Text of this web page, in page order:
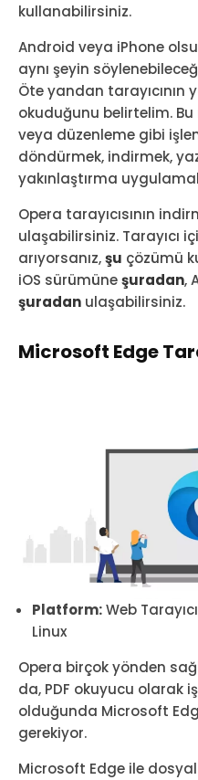
kullanabilirsiniz.
Android veya iPhone
aynı şeyin
Öte yandan tarayıcının
okuduğunu belirtelim.
veya düzenleme gibi
döndürmek, indirmek,
yakınlaştırma
Opera tarayıcısının
ulaşabilirsiniz. Tarayıcı
arıyorsanız,şu çözümü
iOS sürümüneşuradan,
şuradan ulaşabilirsiniz.
Microsoft Edge
Platform:Web
Linux
Opera birçok yönden
da, PDF okuyucu olarak
olduğunda Microsoft
gerekiyor.
Microsoft Edge ile